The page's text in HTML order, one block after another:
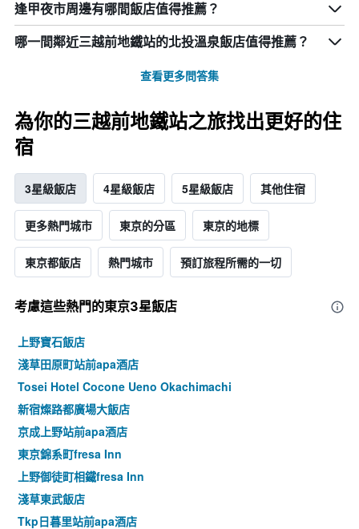
逢甲夜市周邊有哪間飯店值得推薦？
哪一間鄰近三越前地鐵站的北投溫泉飯店值得推薦？
查看更多問答集
為你的三越前地鐵站之旅找出更好的住
宿
3星級飯店 4星級飯店 5星級飯店 其他住宿
更多熱門城市 東京的分區 東京的地標
東京都飯店 熱門城市 預訂旅程所需的一切
考慮這些熱門的東京3星​飯店
上野寶石飯店
淺草田原町站前apa酒店
Tosei Hotel Cocone Ueno Okachimachi
新宿燦路都廣場大飯店
京成上野站前apa酒店
東京錦系町fresa Inn
上野御徒町相鐵fresa Inn
淺草東武飯店
Tkp日暮里站前apa酒店